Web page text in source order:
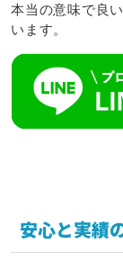
本当の意味で良
います。
安心と実績